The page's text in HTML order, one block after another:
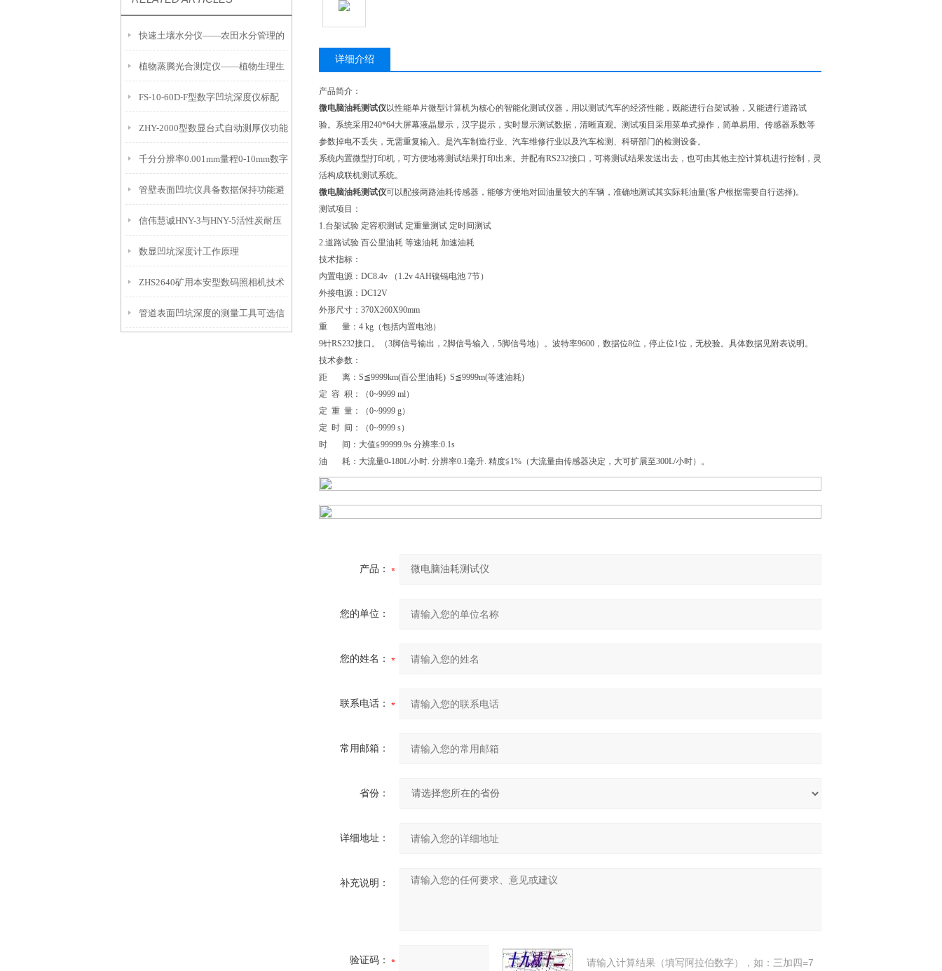
快速土壤水分仪——农田水分管理的
便携式检测工具
植物蒸腾光合测定仪——植物生理生
态的实时监测设备
FS-10-60D-F型数字凹坑深度仪标配
IP54级表头分辨率0.01mm量程
10mm！
ZHY-2000型数显台式自动测厚仪功能
特点
千分分辨率0.001mm量程0-10mm数字
埋头度仪技术参数！
管壁表面凹坑仪具备数据保持功能避
免测试过程中测针移动导致数据变动
信伟慧诚HNY-3与HNY-5活性炭耐压
强度测定仪技术参数！
数显凹坑深度计工作原理
ZHS2640矿用本安型数码照相机技术
参数！
管道表面凹坑深度的测量工具可选信
详细介绍
产品简介：
微电脑油耗测试仪以性能单片微型计算机为核心的智能化测试仪器，用以测试汽车的经济性能，既能进行台架试验，又能进行道路试
验。系统采用240*64大屏幕液晶显示，汉字提示，实时显示测试数据，清晰直观。测试项目采用菜单式操作，简单易用。传感器系数等
参数掉电不丢失，无需重复输入。是汽车制造行业、汽车维修行业以及汽车检测、科研部门的检测设备。
系统内置微型打印机，可方便地将测试结果打印出来。并配有RS232接口，可将测试结果发送出去，也可由其他主控计算机进行控制，灵
活构成联机测试系统。
微电脑油耗测试仪可以配接两路油耗传感器，能够方便地对回油量较大的车辆，准确地测试其实际耗油量(客户根据需要自行选择)。
测试项目：
1.台架试验 定容积测试 定重量测试 定时间测试
2.道路试验 百公里油耗 等速油耗 加速油耗
技术指标：
内置电源：DC8.4v （1.2v 4AH镍镉电池 7节）
外接电源：DC12V
外形尺寸：370X260X90mm
重 量：4 kg（包括内置电池）
9针RS232接口。（3脚信号输出，2脚信号输入，5脚信号地）。波特率9600，数据位8位，停止位1位，无校验。具体数据见附表说明。
技术参数：
距 离：S≦9999km(百公里油耗) S≦9999m(等速油耗)
定 容 积：（0~9999 ml）
定 重 量：（0~9999 g）
定 时 间：（0~9999 s）
时 间：大值≦99999.9s 分辨率:0.1s
油 耗：大流量0-180L/小时. 分辨率0.1毫升. 精度≦1%（大流量由传感器决定，大可扩展至300L/小时）。
产品：
您的单位：
您的姓名：
联系电话：
常用邮箱：
省份：
详细地址：
补充说明：
验证码： 请输入计算结果（填写阿拉伯数字），如：三加四=7